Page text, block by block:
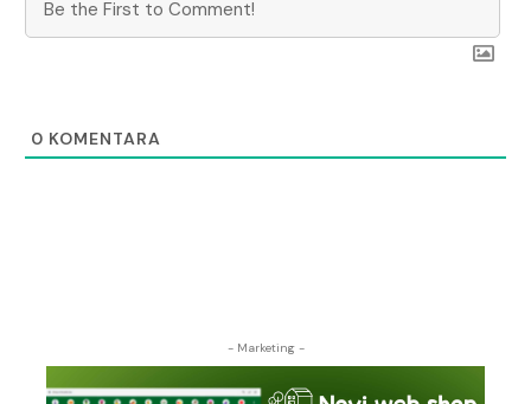
0 KOMENTARA
- Marketing -